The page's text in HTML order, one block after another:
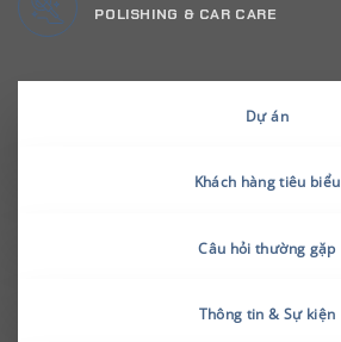
POLISHING & CAR CARE
Dự án
Khách hàng tiêu biểu
Câu hỏi thường gặp
Thông tin & Sự kiện